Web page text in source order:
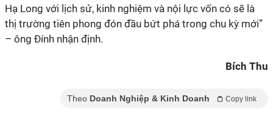
Hạ Long với lịch sử, kinh nghiệm và nội lực vốn có sẽ là
thị trường tiên phong đón đầu bứt phá trong chu kỳ mới”
– ông Đính nhận định.
Bích Thu
Theo Doanh Nghiệp & Kinh Doanh Copy link